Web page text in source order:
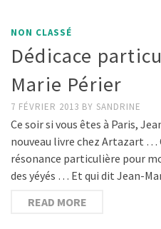
NON CLASSÉ
Dédicace
Marie Périer
7 FÉVRIER 2013 BY SANDRINE
Ce soir si vous êtes à Paris,
nouveau livre chez Artazart …
résonance particulière pour
des yéyés … Et qui dit Jean-
READ MORE